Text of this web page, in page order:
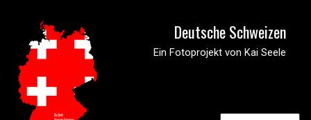
Deutsche Schweizen
Ein Fotoprojekt von Kai Seele